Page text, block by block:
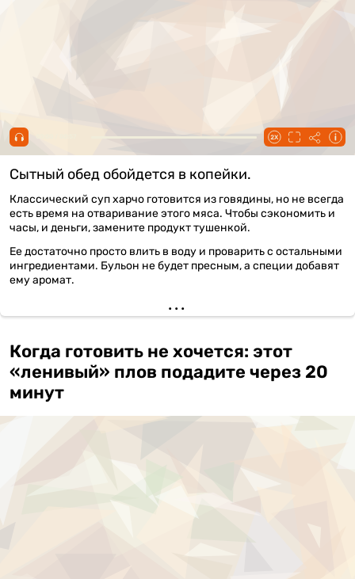
Сытный обед обойдется в копейки.
Классический суп харчо готовится из говядины, но не всегда
есть время на отваривание этого мяса. Чтобы сэкономить и
часы, и деньги, замените продукт тушенкой.
Ее достаточно просто влить в воду и проварить с остальными
ингредиентами. Бульон не будет пресным, а специи добавят
ему аромат.
Когда готовить не хочется: этот
«ленивый» плов подадите через 20
минут